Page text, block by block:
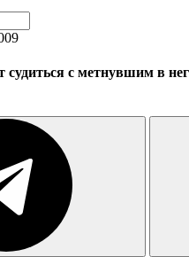
с метнувшим в